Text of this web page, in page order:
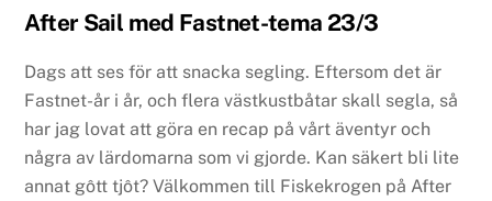
After Sail med Fastnet-tema 23/3
Dags att ses för att snacka segling. Eftersom det är
Fastnet-år i år, och flera västkustbåtar skall segla, så
har jag lovat att göra en recap på vårt äventyr och
några av lärdomarna som vi gjorde. Kan säkert bli lite
annat gôtt tjôt? Välkommen till Fiskekrogen på After